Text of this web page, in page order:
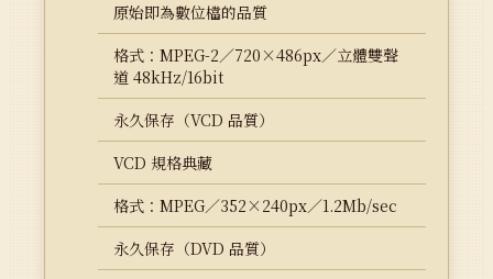
原始即為數位檔的品質
格式：MPEG-2／720×486px／立體雙聲
道 48kHz/16bit
永久保存（VCD 品質）
VCD 規格典藏
格式：MPEG／352×240px／1.2Mb/sec
永久保存（DVD 品質）